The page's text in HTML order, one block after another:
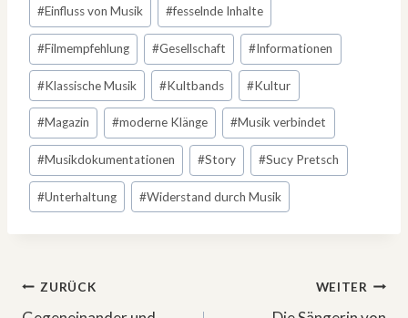
#Einfluss von Musik #fesselnde Inhalte
#Filmempfehlung #Gesellschaft #Informationen
#Klassische Musik #Kultbands #Kultur
#Magazin #moderne Klänge #Musik verbindet
#Musikdokumentationen #Story #Sucy Pretsch
#Unterhaltung #Widerstand durch Musik
Beitragsnavigation
ZURÜCK WEITER